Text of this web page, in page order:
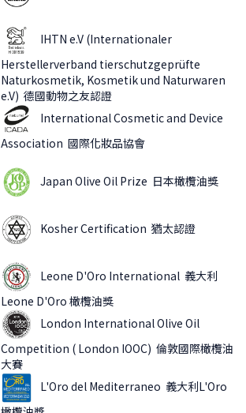
IHTN e.V (Internationaler
Herstellerverband tierschutzgeprüfte
Naturkosmetik, Kosmetik und Naturwaren
e.V) 德國動物之友認證
International Cosmetic and Device
Association 國際化妝品協會
Japan Olive Oil Prize 日本橄欖油獎
Kosher Certification 猶太認證
Leone D'Oro International 義大利
Leone D'Oro 橄欖油獎
London International Olive Oil
Competition ( London IOOC) 倫敦國際橄欖油
大賽
L'Oro del Mediterraneo 義大利L'Oro